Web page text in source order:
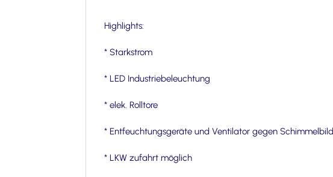
Highlights:
* Starkstrom
* LED Industriebeleuchtung
* elek. Rolltore
* Entfeuchtungsgeräte und Ventilator gegen
* LKW zufahrt möglich